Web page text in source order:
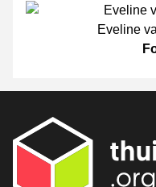
Eveline